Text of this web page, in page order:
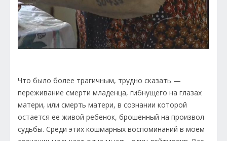
Что было более трагичным, трудно сказать —
переживание смерти младенца, гибнущего на глазах
матери, или смерть матери, в сознании которой
остается ее живой ребенок, брошенный на произвол
судьбы. Среди этих кошмарных воспоминаний в моем